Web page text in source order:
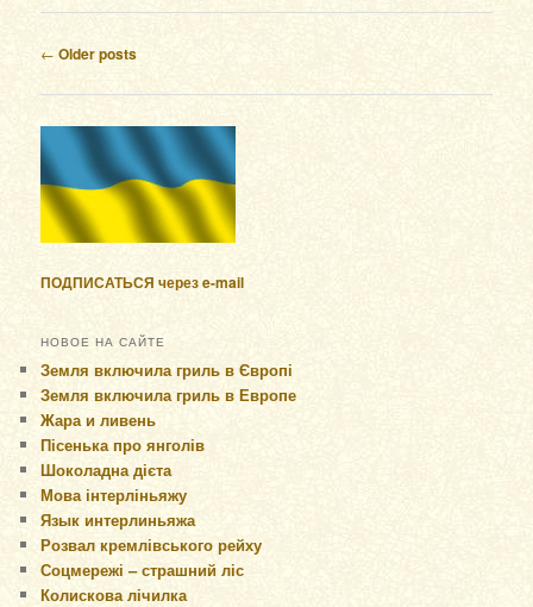
Post navigation
← Older posts
ПОДПИСАТЬСЯ через e-mail
НОВОЕ НА САЙТЕ
Земля включила гриль в Європі
Земля включила гриль в Европе
Жара и ливень
Пісенька про янголів
Шоколадна дієта
Мова інтерліньяжу
Язык интерлиньяжа
Розвал кремлівського рейху
Соцмережі – страшний ліс
Колискова лічилка